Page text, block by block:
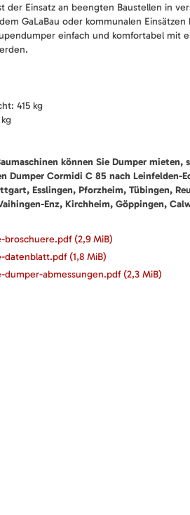
der Einsatz an beengten Baustellen in
GaLaBau oder kommunalen
einfach und komfortabel mit
415 kg
können Sie Dumper mieten,
Dumper Cormidi C 85 nach Leinfelden-
Esslingen, Pforzheim, Tübingen,
Enz, Kirchheim, Göppingen,
broschuere.pdf (2,9 MiB)
datenblatt.pdf (1,8 MiB)
dumper-abmessungen.pdf (2,3 MiB)